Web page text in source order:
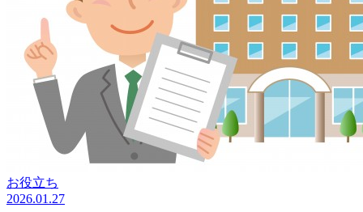
お役立ち
2026.01.27